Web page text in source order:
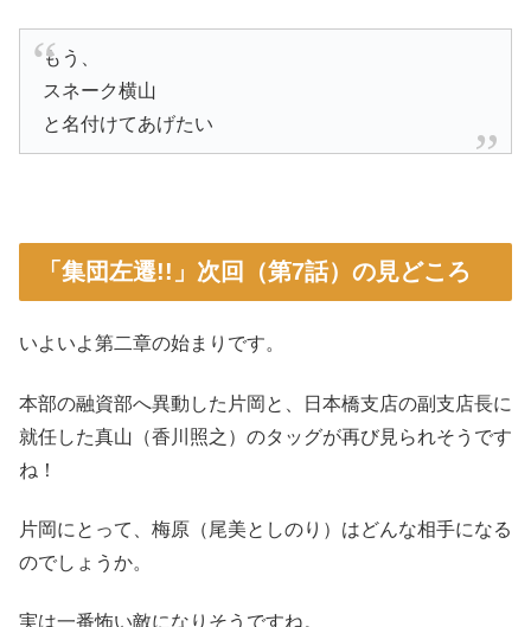
もう、
スネーク横山
と名付けてあげたい
「集団左遷!!」次回（第7話）の見どころ
いよいよ第二章の始まりです。
本部の融資部へ異動した片岡と、日本橋支店の副支店長に
就任した真山（香川照之）のタッグが再び見られそうです
ね！
片岡にとって、梅原（尾美としのり）はどんな相手になる
のでしょうか。
実は一番怖い敵になりそうですね。